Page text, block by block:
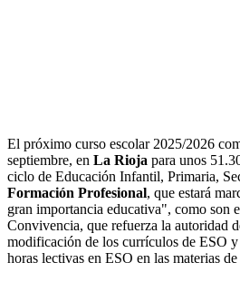
El próximo curso escolar 2025/2026
septiembre, en La Rioja para unos
ciclo de Educación Infantil, Primaria,
Formación Profesional, que estará
gran importancia educativa", como son
Convivencia, que refuerza la autoridad
modificación de los currículos de ESO
horas lectivas en ESO en las materias